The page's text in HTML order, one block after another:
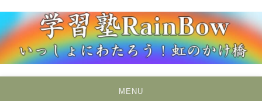
to
content
学習塾RainBow
MENU